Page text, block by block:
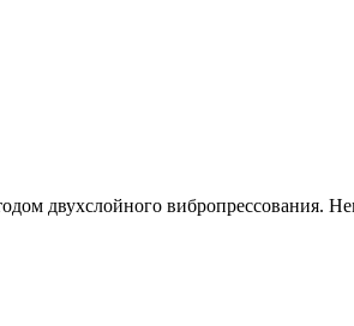
двухслойного вибропресcования.